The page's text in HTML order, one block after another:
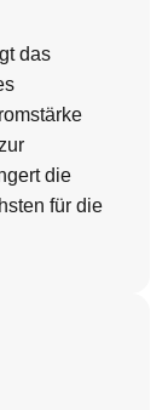
das
die
für die